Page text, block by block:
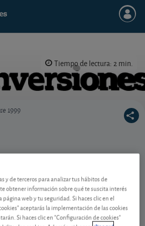
Tiempo de lectura: 2 min.
1999
reservado a SOCIOS
dinero con visión
y de terceros para analizar tus hábitos de
obtener información sobre qué te suscita interés
web y tu seguridad. Si haces clic en el
aceptarás la implementación de las cookies
Si haces clic en "Configuración de cookies"